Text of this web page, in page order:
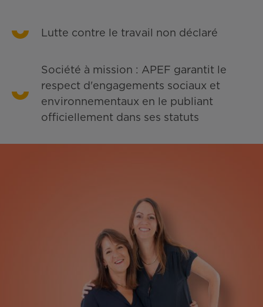
Lutte contre le travail non déclaré
Société à mission : APEF garantit le
respect d'engagements sociaux et
environnementaux en le publiant
officiellement dans ses statuts